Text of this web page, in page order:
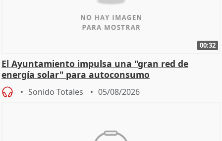
00:32
El Ayuntamiento impulsa una "gran red de
energía solar" para autoconsumo
Sonido Totales 05/08/2026